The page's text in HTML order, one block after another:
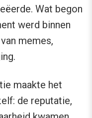
Wat begon
werd binnen
memes,
maakte het
de reputatie,